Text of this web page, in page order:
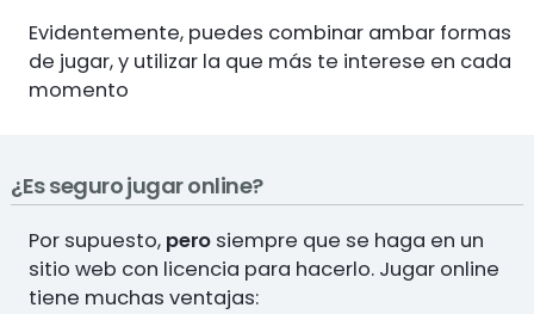
Evidentemente, puedes combinar ambar formas
de jugar, y utilizar la que más te interese en cada
momento
¿Es seguro jugar online?
Por supuesto, pero siempre que se haga en un
sitio web con licencia para hacerlo. Jugar online
tiene muchas ventajas: